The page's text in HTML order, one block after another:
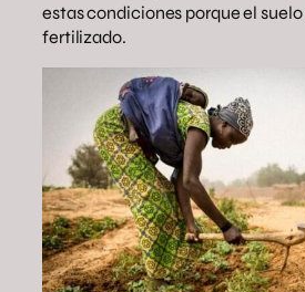
estas condiciones porque el
fertilizado.